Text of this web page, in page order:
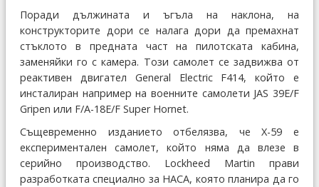
Поради дължината и ъгъла на наклона, на
конструкторите дори се налага дори да премахнат
стъклото в предната част на пилотската кабина,
заменяйки го с камера. Този самолет се задвижва от
реактивен двигател General Electric F414, който е
инсталиран например на военните самолети JAS 39E/F
Gripen или F/A-18E/F Super Hornet.
Същевременно изданието отбелязва, че X-59 е
експериментален самолет, който няма да влезе в
серийно производство. Lockheed Martin прави
разработката специално за НАСА, която планира да го